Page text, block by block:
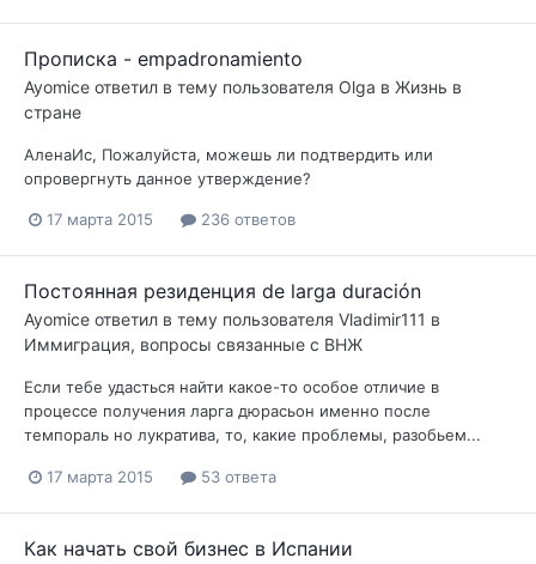
Прописка - empadronamiento
Ayomice ответил в тему пользователя Olga в Жизнь в
стране
АленаИс, Пожалуйста, можешь ли подтвердить или
опровергнуть данное утверждение?
17 марта 2015 236 ответов
Постоянная резиденция de larga duración
Ayomice ответил в тему пользователя Vladimir111 в
Иммиграция, вопросы связанные с ВНЖ
Если тебе удасться найти какое-то особое отличие в
процессе получения ларга дюрасьон именно после
темпораль но лукратива, то, какие проблемы, разобьем...
17 марта 2015 53 ответа
Как начать свой бизнес в Испании